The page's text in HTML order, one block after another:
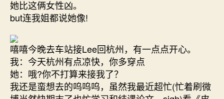
她比这俩女性凶。
but连我姐都说她像!
嘻嘻今晚去车站接Lee回杭州，有一点点开心。
我：今天杭州有点凉快，你多穿点
她：哦?你不打算来接我了？
我还是蛮想去的呜呜呜，虽然我最近超忙(忙着刷微